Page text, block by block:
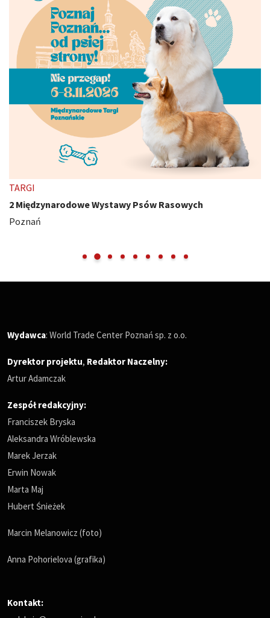
TARGI
2 Międzynarodowe Wystawy Psów Rasowych
Poznań
Wydawca: World Trade Center Poznań sp. z o.o.
Dyrektor projektu, Redaktor Naczelny:
Artur Adamczak
Zespół redakcyjny:
Franciszek Bryska
Aleksandra Wróblewska
Marek Jerzak
Erwin Nowak
Marta Maj
Hubert Śnieżek
Marcin Melanowicz (foto)
Anna Pohorielova (grafika)
Kontakt: